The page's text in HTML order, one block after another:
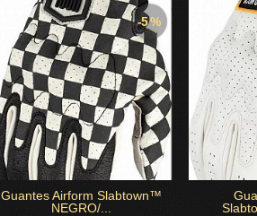
-5 %
Guantes Airform Slabtown™
NEGRO/...